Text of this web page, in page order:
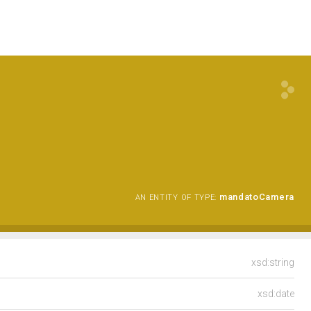
AN ENTITY OF TYPE: mandatoCamera
xsd:string
xsd:date